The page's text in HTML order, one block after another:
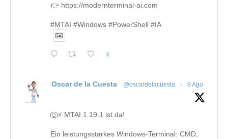
👉 https://modernterminal-ai.com
#MTAI #Windows #PowerShell #IA
X
Oscar de la Cuesta @oscardelacuesta · 8 Ago
🐺⚡ MTAI 1.19.1 ist da!
Ein leistungsstarkes Windows-Terminal: CMD,